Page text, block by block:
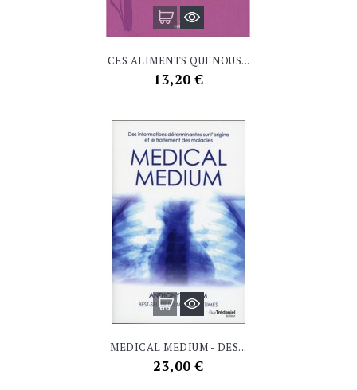
CES ALIMENTS QUI NOUS...
Prix
13,20 €
MEDICAL MEDIUM - DES...
Prix
23,00 €